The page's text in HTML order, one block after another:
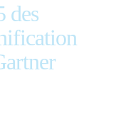
des